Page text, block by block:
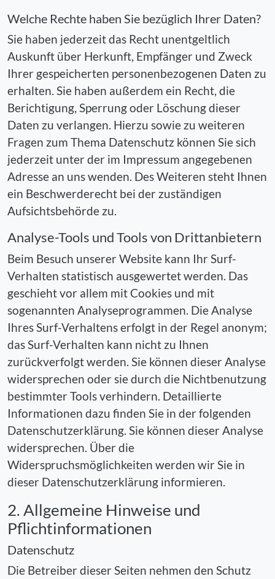
Welche Rechte haben Sie bezüglich Ihrer Daten?
Sie haben jederzeit das Recht unentgeltlich
Auskunft über Herkunft, Empfänger und Zweck
Ihrer gespeicherten personenbezogenen Daten zu
erhalten. Sie haben außerdem ein Recht, die
Berichtigung, Sperrung oder Löschung dieser
Daten zu verlangen. Hierzu sowie zu weiteren
Fragen zum Thema Datenschutz können Sie sich
jederzeit unter der im Impressum angegebenen
Adresse an uns wenden. Des Weiteren steht Ihnen
ein Beschwerderecht bei der zuständigen
Aufsichtsbehörde zu.
Analyse-Tools und Tools von Drittanbietern
Beim Besuch unserer Website kann Ihr Surf-
Verhalten statistisch ausgewertet werden. Das
geschieht vor allem mit Cookies und mit
sogenannten Analyseprogrammen. Die Analyse
Ihres Surf-Verhaltens erfolgt in der Regel anonym;
das Surf-Verhalten kann nicht zu Ihnen
zurückverfolgt werden. Sie können dieser Analyse
widersprechen oder sie durch die Nichtbenutzung
bestimmter Tools verhindern. Detaillierte
Informationen dazu finden Sie in der folgenden
Datenschutzerklärung. Sie können dieser Analyse
widersprechen. Über die
Widerspruchsmöglichkeiten werden wir Sie in
dieser Datenschutzerklärung informieren.
2. Allgemeine Hinweise und
Pflichtinformationen
Datenschutz
Die Betreiber dieser Seiten nehmen den Schutz